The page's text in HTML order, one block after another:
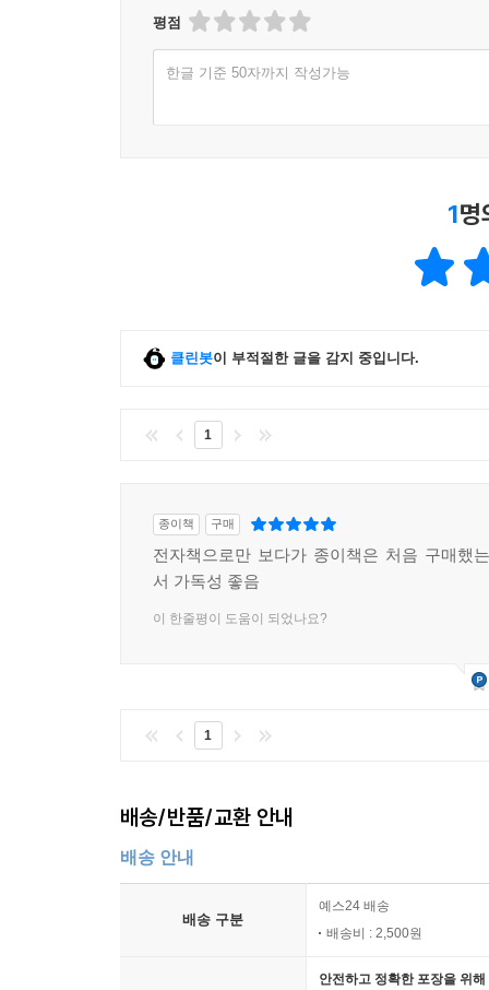
평점
한글 기준 50자까지 작성가능
1명
클린봇이 부적절한 글을 감지 중입니다.
1
종이책 구매
전자책으로만 보다가 종이책은 처음 구매했
서 가독성 좋음
이 한줄평이 도움이 되었나요?
1
배송/반품/교환 안내
배송 안내
배송 구분
예스24 배송
배송비 : 2,500원
안전하고 정확한 포장을 위